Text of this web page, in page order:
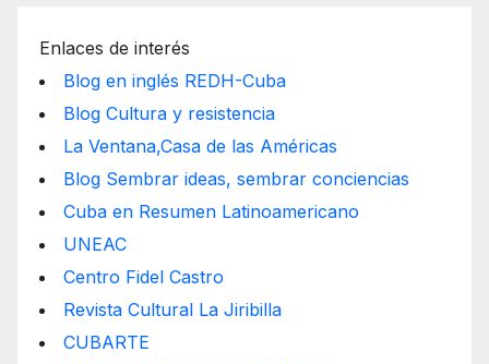
Enlaces de interés
Blog en inglés REDH-Cuba
Blog Cultura y resistencia
La Ventana,Casa de las Américas
Blog Sembrar ideas, sembrar conciencias
Cuba en Resumen Latinoamericano
UNEAC
Centro Fidel Castro
Revista Cultural La Jiribilla
CUBARTE